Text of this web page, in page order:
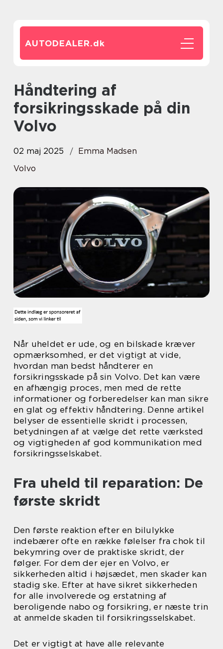
AUTODEALER.dk
Håndtering af
forsikringsskade på din
Volvo
02 maj 2025
Emma Madsen
Volvo
Når uheldet er ude, og en bilskade kræver
opmærksomhed, er det vigtigt at vide,
hvordan man bedst håndterer en
forsikringsskade på sin Volvo. Det kan være
en afhængig proces, men med de rette
informationer og forberedelser kan man sikre
en glat og effektiv håndtering. Denne artikel
belyser de essentielle skridt i processen,
betydningen af at vælge det rette værksted
og vigtigheden af god kommunikation med
forsikringsselskabet.
Fra uheld til reparation: De
første skridt
Den første reaktion efter en bilulykke
indebærer ofte en række følelser fra chok til
bekymring over de praktiske skridt, der
følger. For dem der ejer en Volvo, er
sikkerheden altid i højsædet, men skader kan
stadig ske. Efter at have sikret sikkerheden
for alle involverede og erstatning af
beroligende nabo og forsikring, er næste trin
at anmelde skaden til forsikringsselskabet.
Det er vigtigt at have alle relevante